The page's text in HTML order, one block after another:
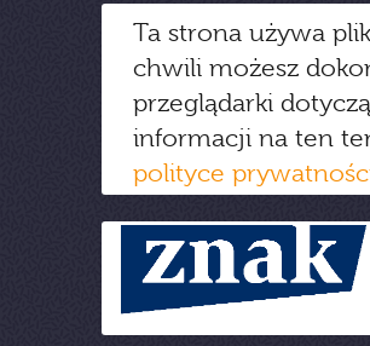
Ta strona używa
chwili możesz
przeglądarki
informacji na ten
polityce